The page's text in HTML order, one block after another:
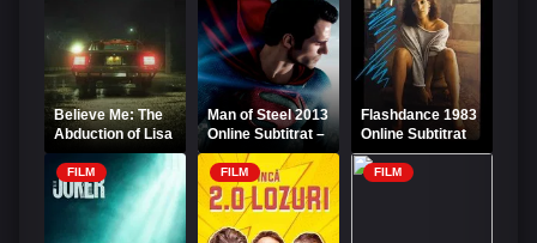
Believe Me: The
Abduction of Lisa
McVey Online
Subtitrat
Man of Steel 2013
Online Subtitrat –
Eroul din Oțel
Flashdance 1983
Online Subtitrat
FILM FILM FILM